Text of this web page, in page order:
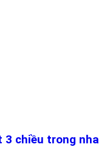
3 chiều trong nha